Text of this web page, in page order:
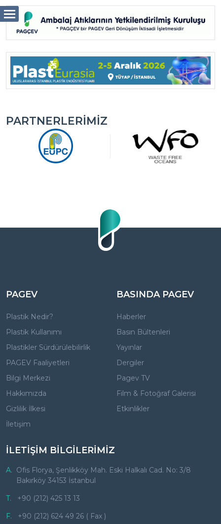
PARTNERLERIMIZ
PAGEV
Plastik Nedir?
Plastik Kullanımı
Plastikler Sürdürülebilirlik
PAGEV Faaliyetleri
Bilgi Merkezi
Hakkımızda
Gizlilik İlkesi
İletişim
BASINDA PAGEV
Haberler
Basın Bültenleri
Yayınlar
Dergiler
Pagev TV
Film & Fotoğraf Galerisi
Etkinlikler
İLETİŞİM BİLGİLERİMİZ
A. Ofis Florya, Şenlikköy Mah. Eski Halkalı Cad. No: 3/8
Bakırköy 34153 İstanbul
T.
+90 (212) 425 13 13
F.
+90 (212) 624 49 26 ( Fax )